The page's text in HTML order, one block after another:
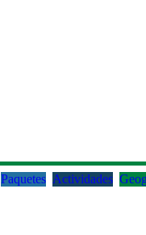
Paquetes Actividades